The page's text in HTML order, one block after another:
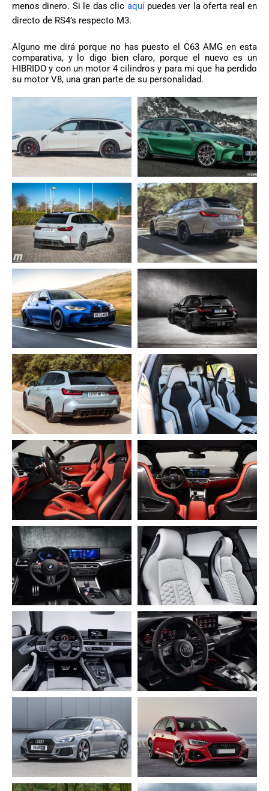
menos dinero. Si le das clic aquípuedes ver la oferta real en
directo de RS4’s respecto M3.
Alguno me dirá porque no has puesto el C63 AMG en esta
comparativa, y lo digo bien claro, porque el nuevo es un
HIBRIDO y con un motor 4 cilindros y para mi que ha perdido
su motor V8, una gran parte de su personalidad.